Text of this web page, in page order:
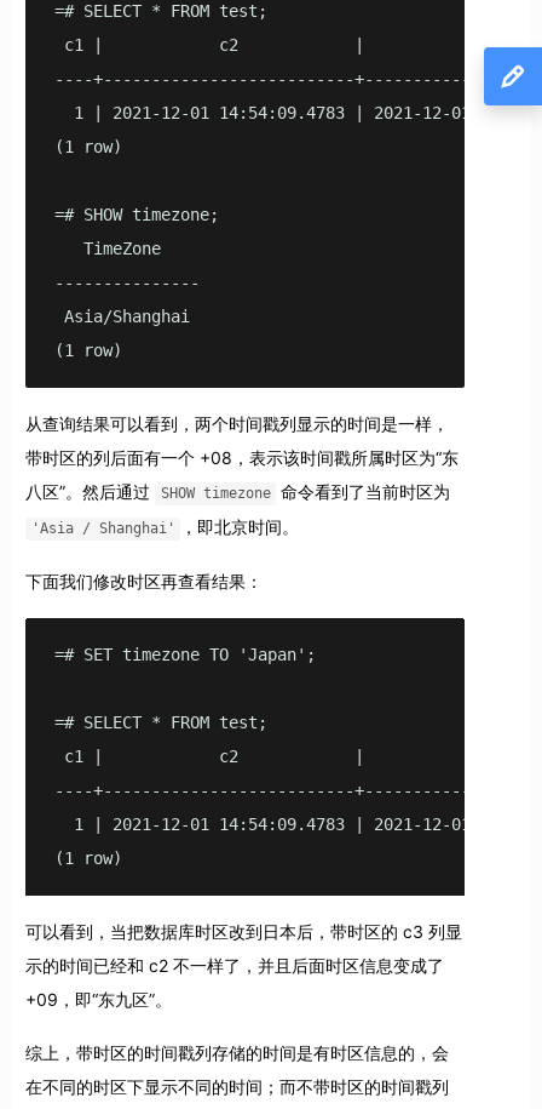
=# SELECT * FROM test;
c1 |            c2            |             c3
----+--------------------------
1 | 2021-12-01 14:54:09.4783 | 2021-12-01
(1 row)
=# SHOW timezone;
   TimeZone
---------------
Asia/Shanghai
(1 row)
从查询结果可以看到，两个时间戳列显示的时间是一样，
带时区的列后面有一个 +08，表示该时间戳所属时区为“东
八区”。然后通过
SHOW timezone 命令看到了当前时区为
'Asia / Shanghai' ，即北京时间。
下面我们修改时区再查看结果：
=# SET timezone TO 'Japan';
=# SELECT * FROM test;
c1 |            c2            |             c3
----+--------------------------
1 | 2021-12-01 14:54:09.4783 | 2021-12-01
(1 row)
可以看到，当把数据库时区改到日本后，带时区的 c3 列显
示的时间已经和 c2 不一样了，并且后面时区信息变成了
+09，即“东九区”。
综上，带时区的时间戳列存储的时间是有时区信息的，会
在不同的时区下显示不同的时间；而不带时区的时间戳列